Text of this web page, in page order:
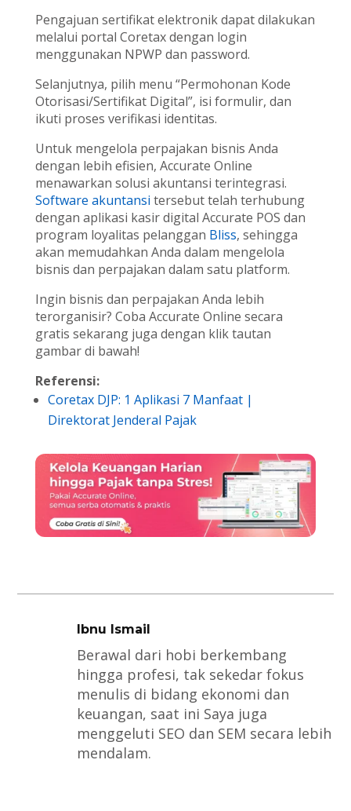
Pengajuan sertifikat elektronik dapat dilakukan
melalui portal Coretax dengan login
menggunakan NPWP dan password.
Selanjutnya, pilih menu “Permohonan Kode
Otorisasi/Sertifikat Digital”, isi formulir, dan
ikuti proses verifikasi identitas.
Untuk mengelola perpajakan bisnis Anda
dengan lebih efisien, Accurate Online
menawarkan solusi akuntansi terintegrasi.
Software akuntansi tersebut telah terhubung
dengan aplikasi kasir digital Accurate POS dan
program loyalitas pelanggan Bliss, sehingga
akan memudahkan Anda dalam mengelola
bisnis dan perpajakan dalam satu platform.
Ingin bisnis dan perpajakan Anda lebih
terorganisir? Coba Accurate Online secara
gratis sekarang juga dengan klik tautan
gambar di bawah!
Referensi:
Coretax DJP: 1 Aplikasi 7 Manfaat |
Direktorat Jenderal Pajak
Ibnu Ismail
Berawal dari hobi berkembang
hingga profesi, tak sekedar fokus
menulis di bidang ekonomi dan
keuangan, saat ini Saya juga
menggeluti SEO dan SEM secara lebih
mendalam.